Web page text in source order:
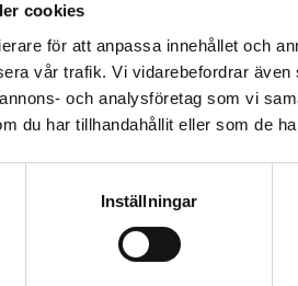
cookies
för att anpassa innehållet och
vår trafik. Vi vidarebefordrar
och analysföretag som vi
du har tillhandahållit eller som de
Inställningar
med